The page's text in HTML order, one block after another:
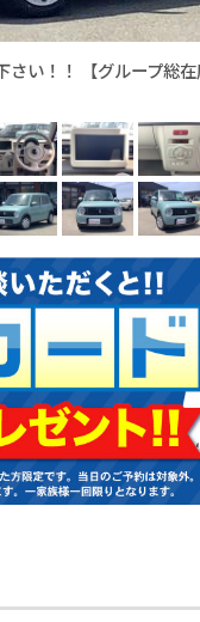
い！！ 【グループ総